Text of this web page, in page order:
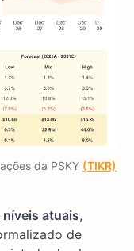
da PSKY (TIKR)
níveis atuais,
de